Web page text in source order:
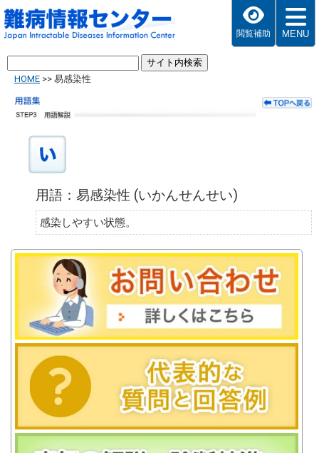
閲覧補助 MENU
HOME >> 易感染性
用語：易感染性 (いかんせんせい)
感染しやすい状態。